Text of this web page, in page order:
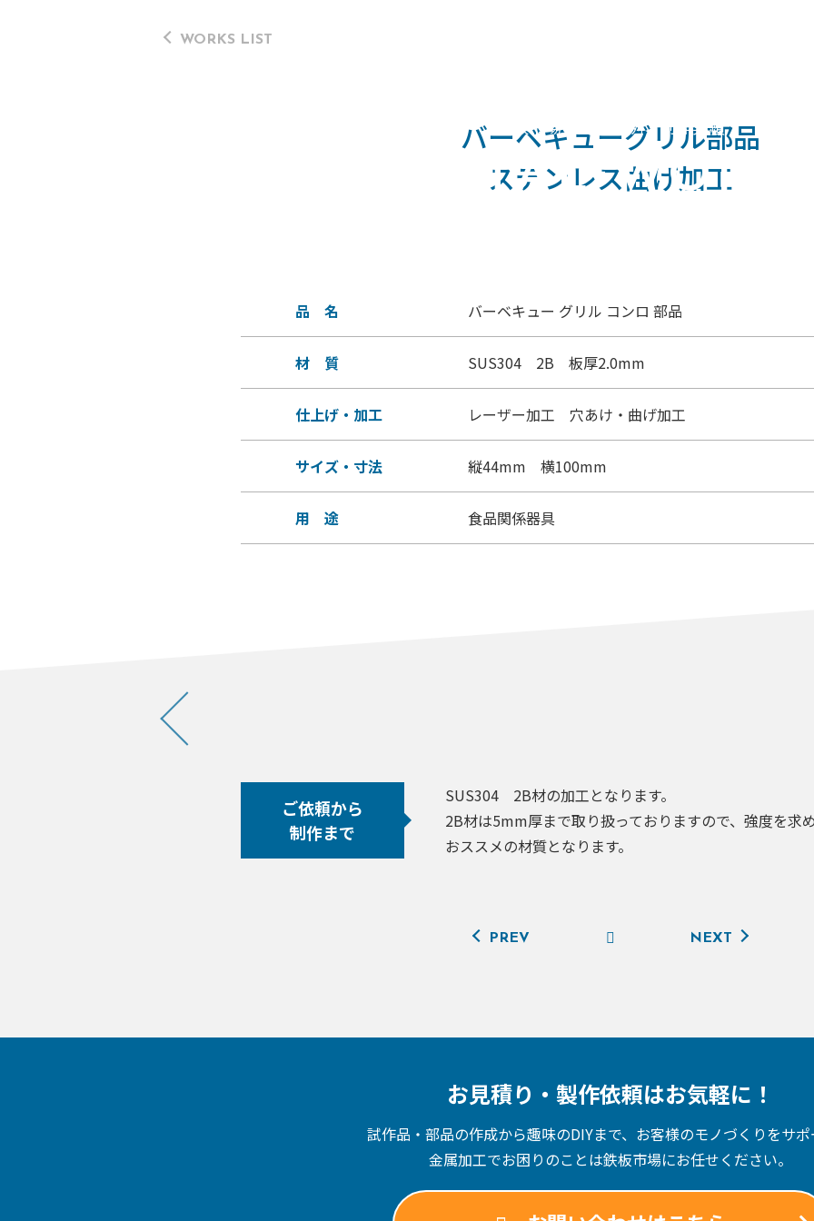
鉄板市場の加工事例・制作実績
METAL-WORKS
WORKS LIST
バーベキューグリル部品
ステンレス曲げ加工
品 名 バーベキュー グリル コンロ 部品
材 質 SUS304 2B 板厚2.0mm
仕上げ・加工 レーザー加工 穴あけ・曲げ加工
サイズ・寸法 縦44mm 横100mm
用 途 食品関係器具
ご依頼から
制作まで
SUS304 2B材の加工となります。
2B材は5mm厚まで取り扱っておりますので、強度を求
おススメの材質となります。
PREV NEXT
お見積り・製作依頼はお気軽に！
試作品・部品の作成から趣味のDIYまで、 お客様のモノづくりをサポ
金属加工でお困りのことは鉄板市場にお任せください。